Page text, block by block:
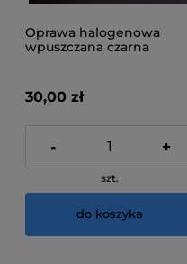
Oprawa halogenowa
wpuszczana czarna
30,00 zł
- +
szt.
do koszyka